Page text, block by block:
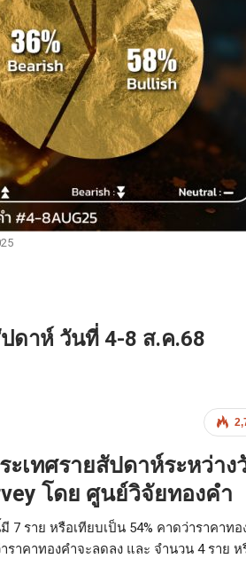
ดาห์ วันที่ 4-8 ส.ค.68
เทศรายสัปดาห์ระหว่าง
โดย ศูนย์วิจัยทองคำ
7 ราย หรือเทียบเป็น 54% คาดว่าราคาทอ
าคาทองคำจะลดลง และ จำนวน 4 ราย ห